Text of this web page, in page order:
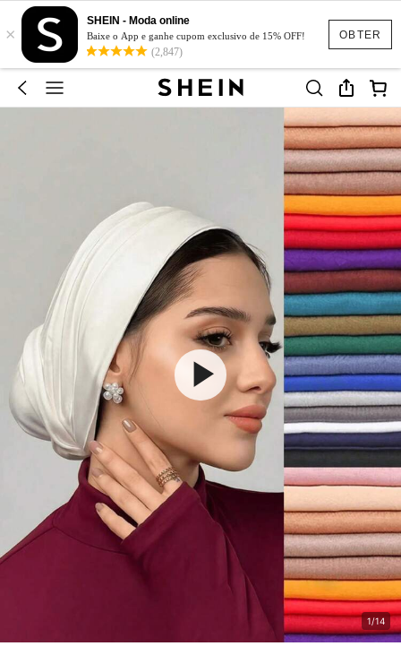
OBTER
×
SHEIN - Moda online
Baixe o App e ganhe cupom exclusivo de 15% OFF!
(2,847)
1/14